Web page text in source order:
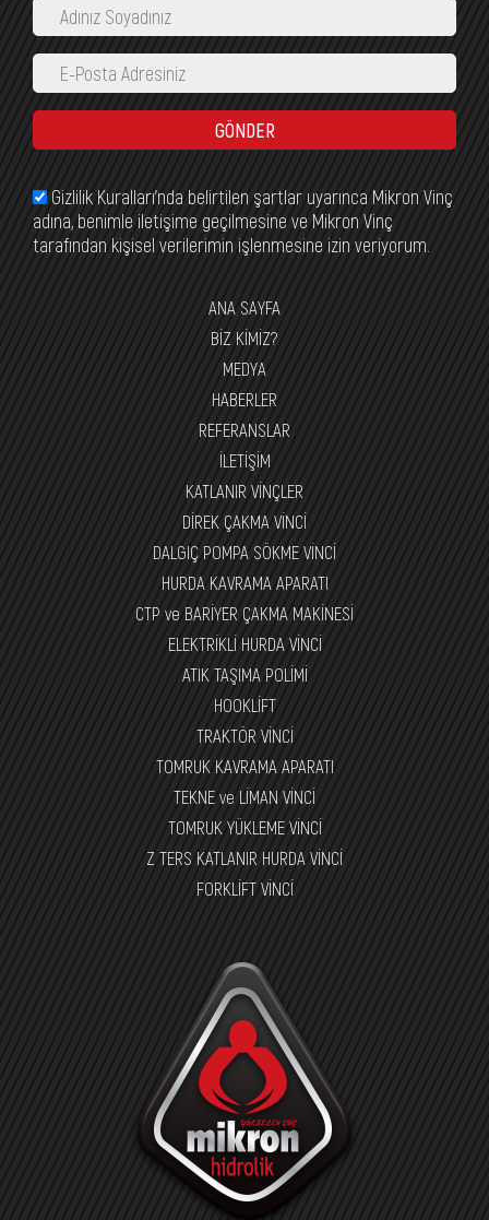
GÖNDER
Gizlilik Kuralları’nda belirtilen şartlar uyarınca Mikron Vinç
adına, benimle iletişime geçilmesine ve Mikron Vinç
tarafından kişisel verilerimin işlenmesine izin veriyorum.
ANA SAYFA
BİZ KİMİZ?
MEDYA
HABERLER
REFERANSLAR
İLETİŞİM
KATLANIR VİNÇLER
DİREK ÇAKMA VİNCİ
DALGIÇ POMPA SÖKME VİNCİ
HURDA KAVRAMA APARATI
CTP ve BARİYER ÇAKMA MAKİNESİ
ELEKTRİKLİ HURDA VİNCİ
ATIK TAŞIMA POLİMİ
HOOKLİFT
TRAKTÖR VİNCİ
TOMRUK KAVRAMA APARATI
TEKNE ve LİMAN VİNCİ
TOMRUK YÜKLEME VİNCİ
Z TERS KATLANIR HURDA VİNCİ
FORKLİFT VİNCİ